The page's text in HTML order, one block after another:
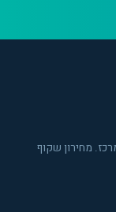
הערים באזור המרכז. מחירון שקוף